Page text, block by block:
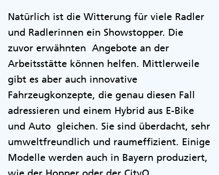
Natürlich ist die Witterung für viele Radler
und Radlerinnen ein Showstopper. Die
zuvor erwähnten Angebote an der
Arbeitsstätte können helfen. Mittlerweile
gibt es aber auch innovative
Fahrzeugkonzepte, die genau diesen Fall
adressieren und einem Hybrid aus E-Bike
und Auto gleichen. Sie sind überdacht, sehr
umweltfreundlich und raumeffizient. Einige
Modelle werden auch in Bayern produziert,